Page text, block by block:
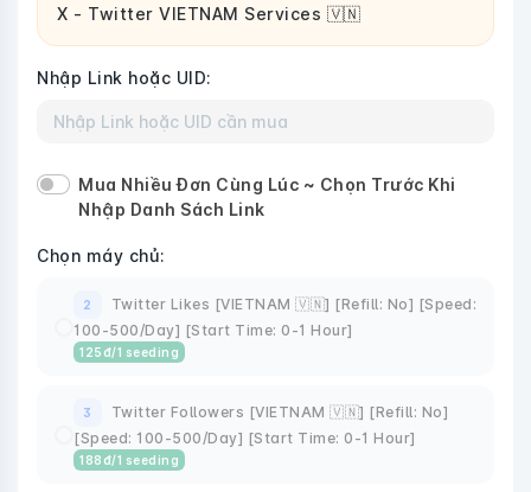
X - Twitter VIETNAM Services 🇻🇳
Nhập Link hoặc UID:
Mua Nhiều Đơn Cùng Lúc ~ Chọn Trước Khi
Nhập Danh Sách Link
Chọn máy chủ:
2
Twitter Likes [VIETNAM 🇻🇳] [Refill: No] [Speed:
100-500/Day] [Start Time: 0-1 Hour]
125 đ/1 seeding
3
Twitter Followers [VIETNAM 🇻🇳] [Refill: No]
[Speed: 100-500/Day] [Start Time: 0-1 Hour]
188 đ/1 seeding